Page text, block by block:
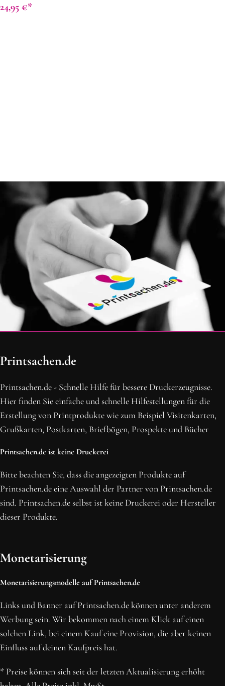
24,95 €
OH SCHON AM ENDE ANGEKOMMEN
BLEIBE MIT UNS IN VERBINDUNG!
Erhalte die neusten Beiträge, sichere dir Top-Angebote und
abonniere unseren Newsletter.
NEWSLETTER ABONNIEREN
Printsachen.de
Printsachen.de - Schnelle Hilfe für bessere Druckerzeugnisse.
Hier finden Sie einfache und schnelle Hilfestellungen für die
Erstellung von Printprodukte wie zum Beispiel Visitenkarten,
Grußkarten, Postkarten, Briefbögen, Prospekte und Bücher
Printsachen.de ist keine Druckerei
Bitte beachten Sie, dass die angezeigten Produkte auf
Printsachen.de eine Auswahl der Partner von Printsachen.de
sind. Printsachen.de selbst ist keine Druckerei oder Hersteller
dieser Produkte.
Monetarisierung
Monetarisierungsmodelle auf Printsachen.de
Links und Banner auf Printsachen.de können unter anderem
Werbung sein. Wir bekommen nach einem Klick auf einen
solchen Link, bei einem Kauf eine Provision, die aber keinen
Einfluss auf deinen Kaufpreis hat.
* Preise können sich seit der letzten Aktualisierung erhöht